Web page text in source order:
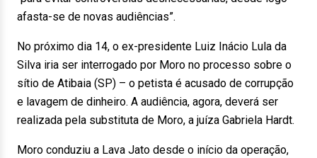
afasta-se de novas audiências”.
No próximo dia 14, o ex-presidente Luiz Inácio Lula da
Silva iria ser interrogado por Moro no processo sobre o
sítio de Atibaia (SP) – o petista é acusado de corrupção
e lavagem de dinheiro. A audiência, agora, deverá ser
realizada pela substituta de Moro, a juíza Gabriela Hardt.
Moro conduziu a Lava Jato desde o início da operação,